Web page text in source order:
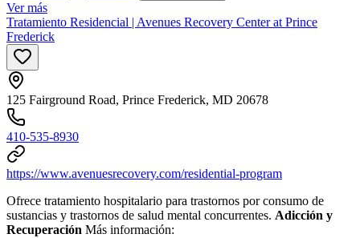
Ver más
Tratamiento Residencial | Avenues Recovery Center at Prince
Frederick
125 Fairground Road, Prince Frederick, MD 20678
410-535-8930
https://www.avenuesrecovery.com/residential-program
Ofrece tratamiento hospitalario para trastornos por consumo de
sustancias y trastornos de salud mental concurrentes. Adicción y
Recuperación Más información: